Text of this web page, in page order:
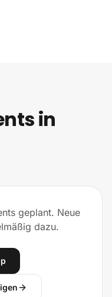
in
geplant. Neue
dazu.